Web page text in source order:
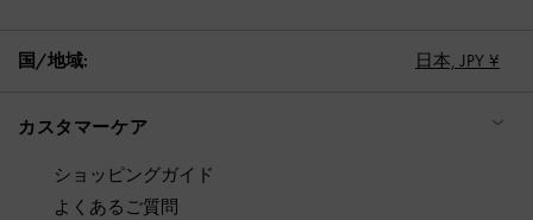
国/地域: 日本, JPY ¥
カスタマーケア
ショッピングガイド
よくあるご質問